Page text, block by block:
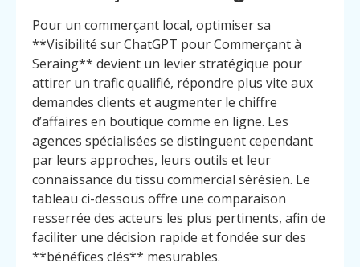
Pour un commerçant local, optimiser sa
**Visibilité sur ChatGPT pour Commerçant à
Seraing** devient un levier stratégique pour
attirer un trafic qualifié, répondre plus vite aux
demandes clients et augmenter le chiffre
d’affaires en boutique comme en ligne. Les
agences spécialisées se distinguent cependant
par leurs approches, leurs outils et leur
connaissance du tissu commercial sérésien. Le
tableau ci-dessous offre une comparaison
resserrée des acteurs les plus pertinents, afin de
faciliter une décision rapide et fondée sur des
**bénéfices clés** mesurables.